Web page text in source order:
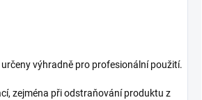
výhradně pro profesionální použití.
zejména při odstraňování produktu z